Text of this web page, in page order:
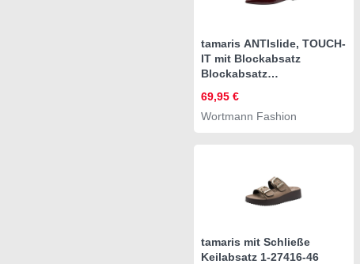
tamaris ANTIslide, TOUCH-
IT mit Blockabsatz
Blockabsatz
ANTIslide
69,95 €
Wortmann Fashion
tamaris mit Schließe
Keilabsatz 1-27416-46